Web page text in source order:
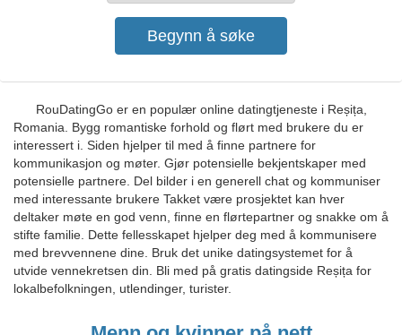
RouDatingGo er en populær online datingtjeneste i Reșița,
Romania. Bygg romantiske forhold og flørt med brukere du er
interessert i. Siden hjelper til med å finne partnere for
kommunikasjon og møter. Gjør potensielle bekjentskaper med
potensielle partnere. Del bilder i en generell chat og kommuniser
med interessante brukere Takket være prosjektet kan hver
deltaker møte en god venn, finne en flørtepartner og snakke om å
stifte familie. Dette fellesskapet hjelper deg med å kommunisere
med brevvennene dine. Bruk det unike datingsystemet for å
utvide vennekretsen din. Bli med på gratis datingside Reșița for
lokalbefolkningen, utlendinger, turister.